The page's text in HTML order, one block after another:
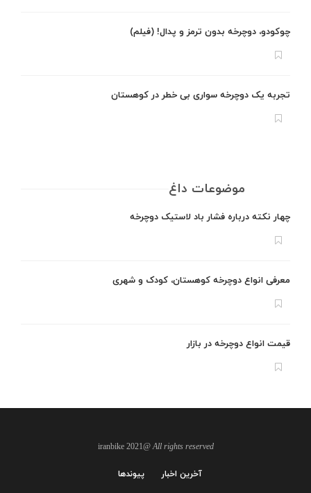
چوکودو، دوچرخه بدون ترمز و پدال! (فیلم)
تجربه یک دوچرخه سواری بی خطر در کوهستان
موضوعات داغ
چهار نکته درباره فشار باد لاستیک دوچرخه
معرفی انواع دوچرخه کوهستان، کودک و شهری
قیمت انواع دوچرخه در بازار
All rights reserved
@iranbike 2021
پیوندها آخرین اخبار